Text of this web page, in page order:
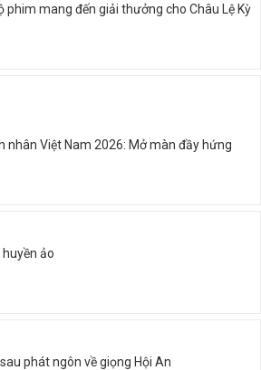
phim mang đến giải thưởng cho Châu Lệ Kỳ
nhân Việt Nam 2026: Mở màn đầy hứng
ảo
phát ngôn về giọng Hội An